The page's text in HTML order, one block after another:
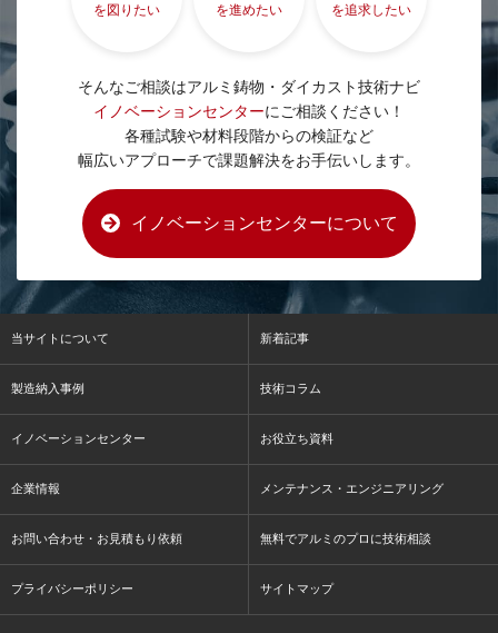
を図りたい を進めたい を追求したい
そんなご相談はアルミ鋳物・ダイカスト技術ナビ
イノベーションセンターにご相談ください！
各種試験や材料段階からの検証など
幅広いアプローチで課題解決をお手伝いします。
イノベーションセンターについて
当サイトについて 新着記事
製造納入事例 技術コラム
イノベーションセンター お役立ち資料
企業情報 メンテナンス・エンジニアリング
お問い合わせ・お見積もり依頼 無料でアルミのプロに技術相談
プライバシーポリシー サイトマップ